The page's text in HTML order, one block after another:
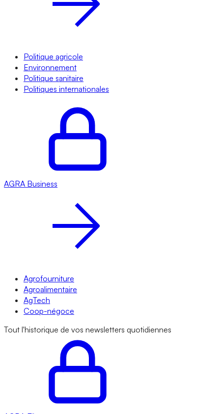
Politique agricole
Environnement
Politique sanitaire
Politiques internationales
AGRA Business
Agrofourniture
Agroalimentaire
AgTech
Coop-négoce
Tout l'historique de vos newsletters quotidiennes